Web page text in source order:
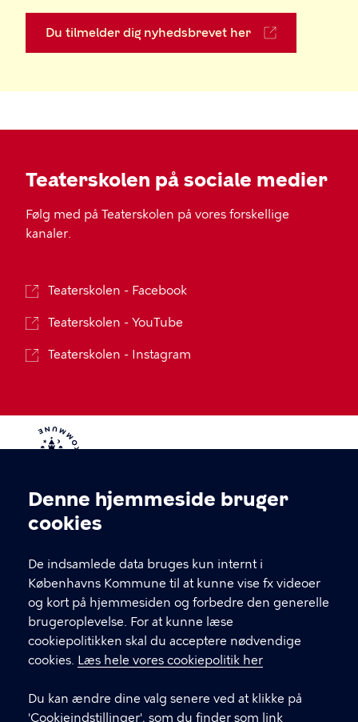
Cookieindstillinger
Denne hjemmeside bruger
cookies
De indsamlede data bruges kun internt i
Københavns Kommune til at kunne vise fx videoer
og kort på hjemmesiden og forbedre den generelle
brugeroplevelse. For at kunne læse
cookiepolitikken skal du acceptere nødvendige
cookies. Læs hele vores cookiepolitik her
Du kan ændre dine valg senere ved at klikke på
'Cookieindstillinger', som du finder som link
Du tilmelder dig nyhedsbrevet her
Teaterskolen på sociale medier
Følg med på Teaterskolen på vores forskellige
kanaler.
Teaterskolen - Facebook
Teaterskolen - YouTube
Teaterskolen - Instagram
Staldgade 37
1699 Kbh V
Du kan altid kontakte os på sms og mail - vi svarer
hurtigst muligt:
KONTAKT